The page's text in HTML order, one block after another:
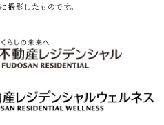
影したものです。